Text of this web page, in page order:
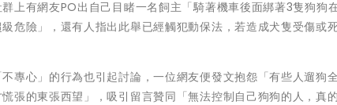
上有網友PO出自己目睹一名飼主「騎著機車後面綁著3隻狗狗
危險」，還有人指出此舉已經觸犯動保法，若造成犬隻受傷或
專心」的行為也引起討論，一位網友便發文抱怨「有些人遛狗
張的東張西望」，吸引留言贊同「無法控制自己狗狗的人，真